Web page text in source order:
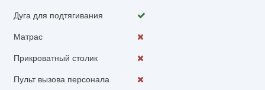
Дуга для подтягивания
Матрас
Прикроватный столик
Пульт вызова персонала